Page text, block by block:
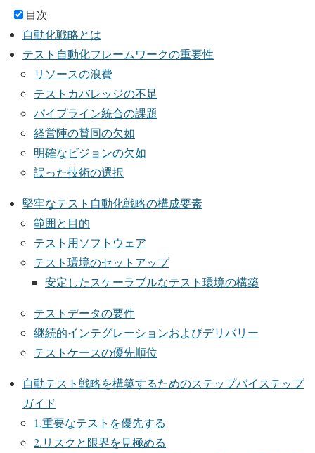
目次
自動化戦略とは
テスト自動化フレームワークの重要性
リソースの浪費
テストカバレッジの不足
パイプライン統合の課題
経営陣の賛同の欠如
明確なビジョンの欠如
誤った技術の選択
堅牢なテスト自動化戦略の構成要素
範囲と目的
テスト用ソフトウェア
テスト環境のセットアップ
安定したスケーラブルなテスト環境の構築
テストデータの要件
継続的インテグレーションおよびデリバリー
テストケースの優先順位
自動テスト戦略を構築するためのステップバイステップ
ガイド
1.重要なテストを優先する
2.リスクと限界を見極める